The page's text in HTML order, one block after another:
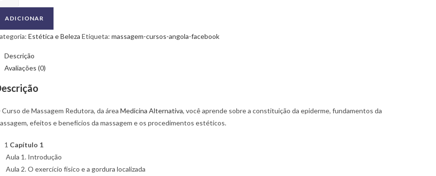
ADICIONAR
Estética e Beleza Etiqueta: massagem-cursos-angola-facebook
Descrição
Avaliações (0)
Curso de Massagem Redutora, da área Medicina Alternativa, você aprende sobre a constituição da epiderme, fundamentos da
efeitos e benefícios da massagem e os procedimentos estéticos.
1 Capítulo 1
Aula 1. Introdução
Aula 2. O exercício físico e a gordura localizada